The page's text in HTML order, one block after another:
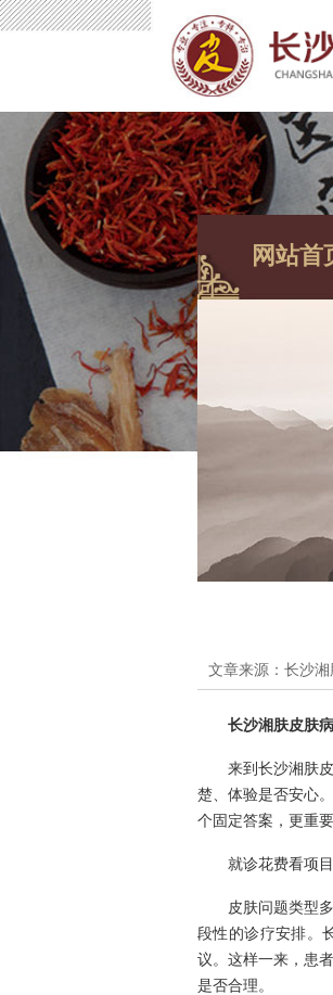
网站首
文章来源：长沙
长沙湘肤皮肤
来到长沙湘肤
楚、体验是否安心
个固定答案，更重
就诊花费看项
皮肤问题类型
段性的诊疗安排。
议。这样一来，患
是否合理。